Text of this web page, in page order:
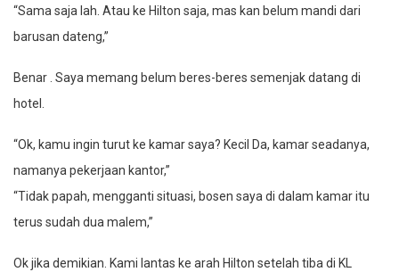
“Sama saja lah. Atau ke Hilton saja, mas kan belum mandi dari
barusan dateng,”
Benar . Saya memang belum beres-beres semenjak datang di
hotel.
“Ok, kamu ingin turut ke kamar saya? Kecil Da, kamar seadanya,
namanya pekerjaan kantor,”
“Tidak papah, mengganti situasi, bosen saya di dalam kamar itu
terus sudah dua malem,”
Ok jika demikian. Kami lantas ke arah Hilton setelah tiba di KL